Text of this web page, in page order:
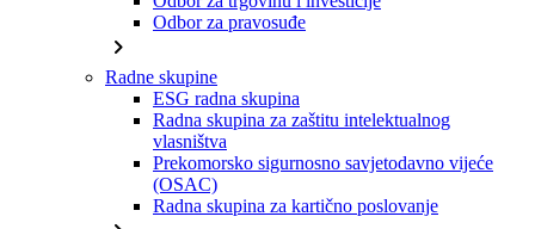
Odbor za pravosuđe
chevron_right
Radne skupine
ESG radna skupina
Radna skupina za zaštitu intelektualnog
vlasništva
Prekomorsko sigurnosno savjetodavno vijeće
(OSAC)
Radna skupina za kartično poslovanje